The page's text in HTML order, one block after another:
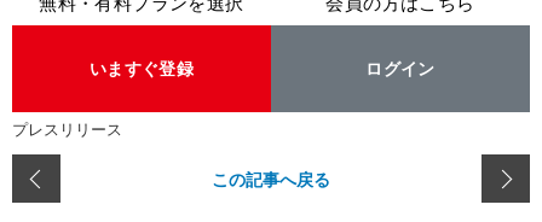
いますぐ登録 ログイン
プレスリリース
この記事へ戻る